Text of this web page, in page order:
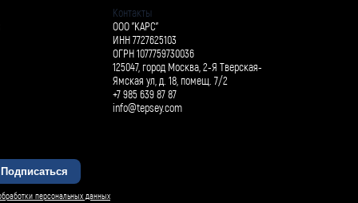
Контакты
ООО "КАРС"
ИНН 7727625103
ОГРН 1077759730036
125047, город Москва, 2-Я Тверская-
Ямская ул, д. 18, помещ. 7/2
+7 985 639 87 87
info@tepsey.com
Подписаться
персональных данных